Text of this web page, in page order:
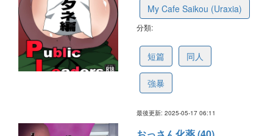
My Cafe Saikou (Uraxia)
分類:
短篇 同人
強暴
最後更新: 2025-05-17 06:11